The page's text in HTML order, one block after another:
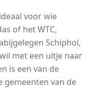
voor wie
of het WTC,
Schiphol,
met een uitje naar
is een van de
gemeenten van de